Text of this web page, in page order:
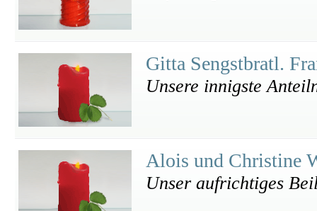
Gitta Sengstbratl.
Unsere innigste
Alois und Christine
Unser aufrichtiges